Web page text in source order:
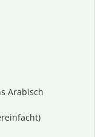
Arabisch